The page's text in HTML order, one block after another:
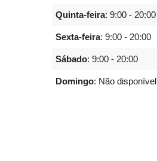
Quinta-feira: 9:00 - 20:00
Sexta-feira: 9:00 - 20:00
Sábado: 9:00 - 20:00
Domingo: Não disponível